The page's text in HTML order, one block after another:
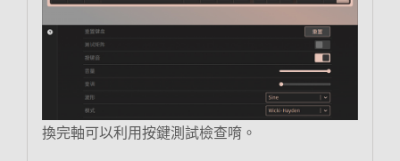
換完軸可以利用按鍵測試檢查唷。